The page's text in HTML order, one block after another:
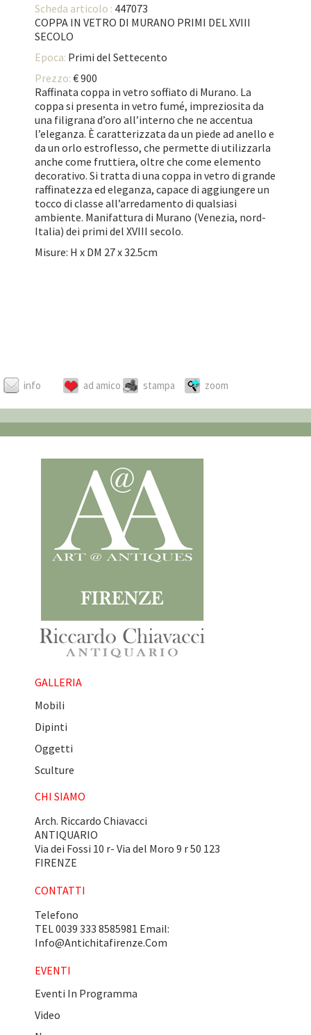
info ad amico stampa zoom
Scheda articolo : 447073
COPPA IN VETRO DI MURANO PRIMI DEL XVIII
SECOLO
Epoca: Primi del Settecento
Prezzo: € 900
Raffinata coppa in vetro soffiato di Murano. La
coppa si presenta in vetro fumé, impreziosita da
una filigrana d’oro all’interno che ne accentua
l’eleganza. È caratterizzata da un piede ad anello e
da un orlo estroflesso, che permette di utilizzarla
anche come fruttiera, oltre che come elemento
decorativo. Si tratta di una coppa in vetro di grande
raffinatezza ed eleganza, capace di aggiungere un
tocco di classe all’arredamento di qualsiasi
ambiente. Manifattura di Murano (Venezia, nord-
Italia) dei primi del XVIII secolo.
Misure: H x DM 27 x 32.5cm
GALLERIA
Mobili
Dipinti
Oggetti
Sculture
CHI SIAMO
Arch. Riccardo Chiavacci
ANTIQUARIO
Via dei Fossi 10 r- Via del Moro 9 r 50 123
FIRENZE
CONTATTI
Telefono
TEL 0039 333 8585981 Email:
Info@antichitafirenze.com
EVENTI
Eventi In Programma
Video